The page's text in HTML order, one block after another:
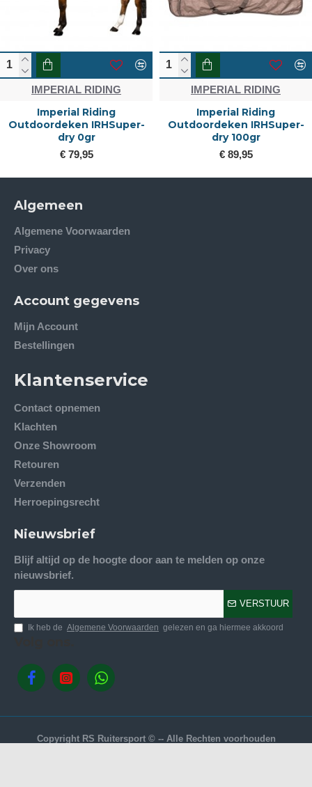
IMPERIAL RIDING
Imperial Riding
Outdoordeken IRHSuper-
dry 0gr
€ 79,95
IMPERIAL RIDING
Imperial Riding
Outdoordeken IRHSuper-
dry 100gr
€ 89,95
Algemeen
Algemene Voorwaarden
Privacy
Over ons
Account gegevens
Mijn Account
Bestellingen
Klantenservice
Contact opnemen
Klachten
Onze Showroom
Retouren
Verzenden
Herroepingsrecht
Nieuwsbrief
Blijf altijd op de hoogte door aan te melden op onze
nieuwsbrief.
VERSTUUR
Ik heb de Algemene Voorwaarden gelezen en ga hiermee akkoord
Copyright RS Ruitersport © -- Alle Rechten voorhouden